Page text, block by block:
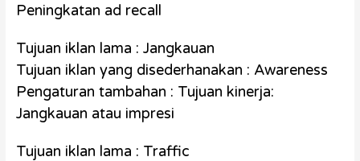
Peningkatan ad recall
Tujuan iklan lama : Jangkauan
Tujuan iklan yang disederhanakan : Awareness
Pengaturan tambahan : Tujuan kinerja:
Jangkauan atau impresi
Tujuan iklan lama : Traffic